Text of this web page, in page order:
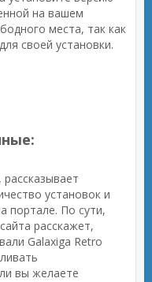
на вашем
места, так как
своей установки.
установок и
портале. По сути,
расскажет,
Galaxiga Retro
вы желаете